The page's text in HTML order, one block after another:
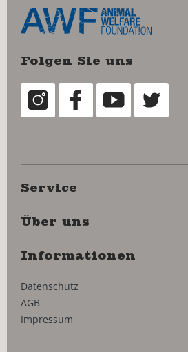
Folgen Sie uns
Service
Über uns
Informationen
Datenschutz
AGB
Impressum